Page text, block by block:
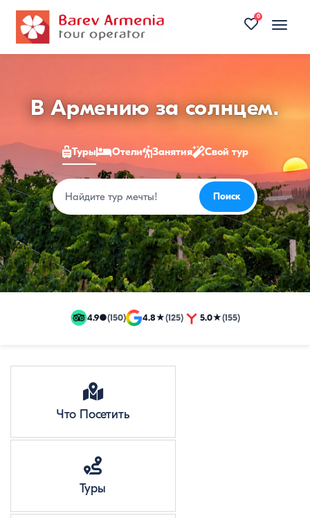
Toggle
0
Туры
Армению
2026
—
цены
на
недорогие
путевки
В Армению за солнцем.
Туры Отели Занятия Свой тур
Поиск Поиск
4.9●(150) 4.8★(125) 5.0★(155)
Что Посетить
Туры